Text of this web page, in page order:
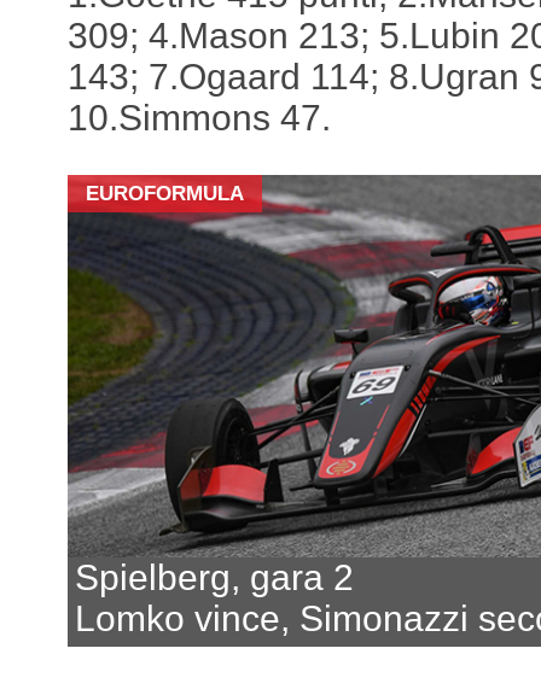
309; 4.Mason 213; 5.Lubin
143; 7.Ogaard 114; 8.Ugran
10.Simmons 47.
EUROFORMULA
Spielberg, gara 2
Lomko vince, Simonazzi